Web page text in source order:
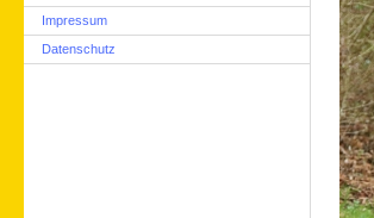
Impressum
Datenschutz